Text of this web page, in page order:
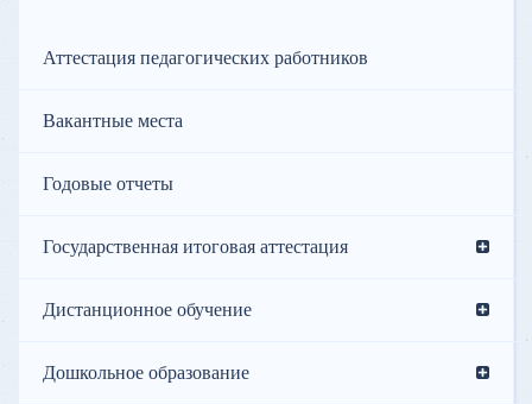
Аттестация педагогических работников
Вакантные места
Годовые отчеты
Государственная итоговая аттестация
Дистанционное обучение
Дошкольное образование